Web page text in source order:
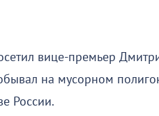
вице-премьер
на мусорном
России.